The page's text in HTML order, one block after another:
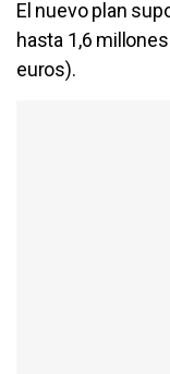
El nuevo plan
hasta 1,6
euros).